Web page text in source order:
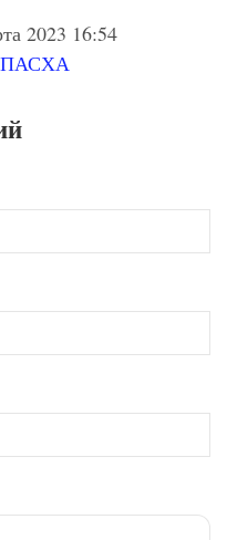
2023 16:54
ПАСХА